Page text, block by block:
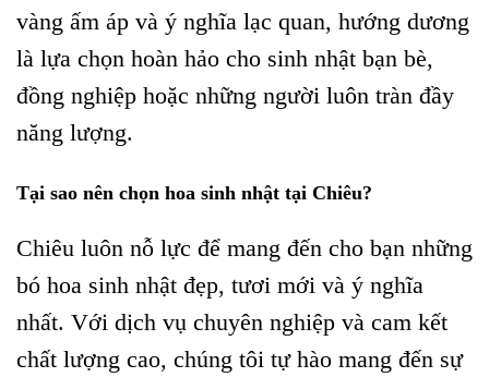
vàng ấm áp và ý nghĩa lạc quan, hướng dương
là lựa chọn hoàn hảo cho sinh nhật bạn bè,
đồng nghiệp hoặc những người luôn tràn đầy
năng lượng.
Tại sao nên chọn hoa sinh nhật tại Chiêu?
Chiêu luôn nỗ lực để mang đến cho bạn những
bó hoa sinh nhật đẹp, tươi mới và ý nghĩa
nhất. Với dịch vụ chuyên nghiệp và cam kết
chất lượng cao, chúng tôi tự hào mang đến sự